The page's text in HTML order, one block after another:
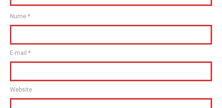
Nume *
E-mail *
Website